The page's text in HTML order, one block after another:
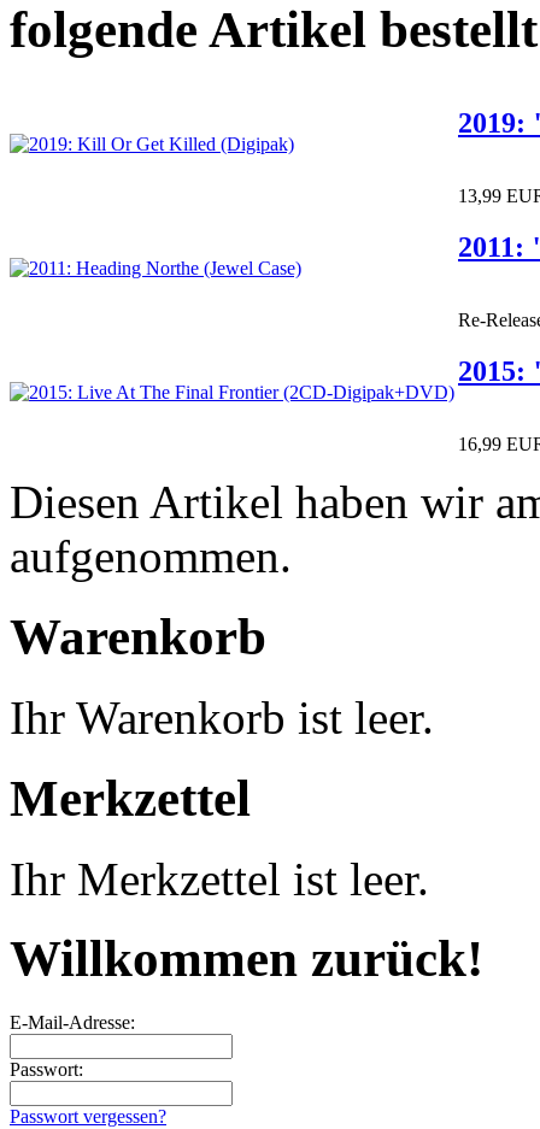
folgende Artikel
13,99
2011:
Re-
2015:
16,99
Diesen Artikel haben wir
aufgenommen.
Warenkorb
Ihr Warenkorb ist leer.
Merkzettel
Ihr Merkzettel ist leer.
Willkommen zurück!
E-Mail-Adresse:
Passwort:
Passwort vergessen?